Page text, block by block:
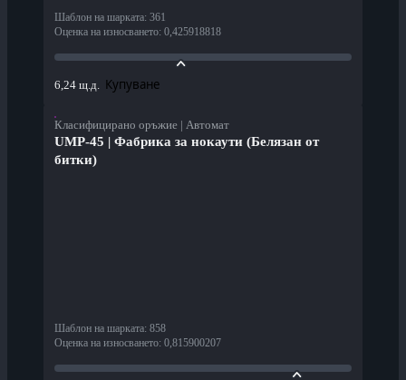
Шаблон на шарката: 361
Оценка на износването: 0,425918818
6,24 щ.д. Купуване
Класифицирано оръжие | Автомат
UMP-45 | Фабрика за нокаути (Белязан от
битки)
Шаблон на шарката: 858
Оценка на износването: 0,815900207